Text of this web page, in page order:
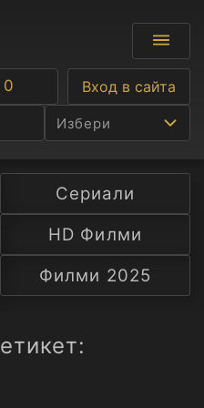
Избери
Ф
С
А
0 Вход в сайта
Сериали
HD Филми
Филми 2025